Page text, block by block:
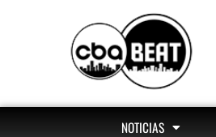
NOTICIAS